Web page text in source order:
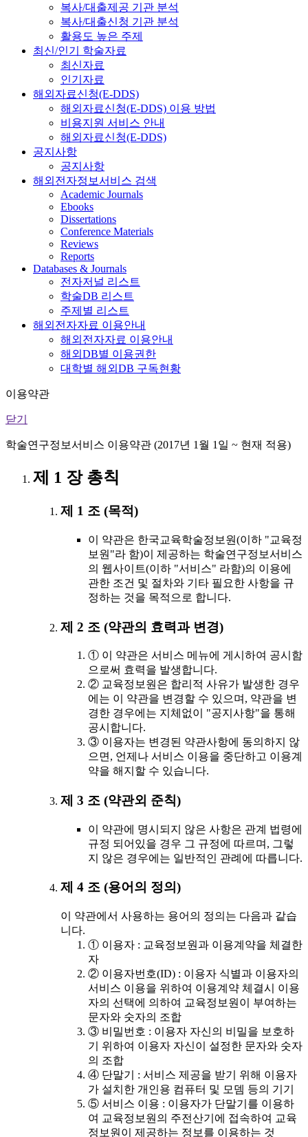
복사/대출제공 기관 분석
복사/대출신청 기관 분석
활용도 높은 주제
최신/인기 학술자료
최신자료
인기자료
해외자료신청(E-DDS)
해외자료신청(E-DDS) 이용 방법
비용지원 서비스 안내
해외자료신청(E-DDS)
공지사항
공지사항
해외전자정보서비스 검색
Academic Journals
Ebooks
Dissertations
Conference Materials
Reviews
Reports
Databases & Journals
전자저널 리스트
학술DB 리스트
주제별 리스트
해외전자자료 이용안내
해외전자자료 이용안내
해외DB별 이용권한
대학별 해외DB 구독현황
이용약관
닫기
학술연구정보서비스 이용약관 (2017년 1월 1일 ~ 현재 적용)
제 1 장 총칙
제 1 조 (목적)
이 약관은 한국교육학술정보원(이하 "교육정
보원"라 함)이 제공하는 학술연구정보서비스
의 웹사이트(이하 "서비스" 라함)의 이용에
관한 조건 및 절차와 기타 필요한 사항을 규
정하는 것을 목적으로 합니다.
제 2 조 (약관의 효력과 변경)
① 이 약관은 서비스 메뉴에 게시하여 공시함
으로써 효력을 발생합니다.
② 교육정보원은 합리적 사유가 발생한 경우
에는 이 약관을 변경할 수 있으며, 약관을 변
경한 경우에는 지체없이 "공지사항"을 통해
공시합니다.
③ 이용자는 변경된 약관사항에 동의하지 않
으면, 언제나 서비스 이용을 중단하고 이용계
약을 해지할 수 있습니다.
제 3 조 (약관외 준칙)
이 약관에 명시되지 않은 사항은 관계 법령에
규정 되어있을 경우 그 규정에 따르며, 그렇
지 않은 경우에는 일반적인 관례에 따릅니다.
제 4 조 (용어의 정의)
이 약관에서 사용하는 용어의 정의는 다음과 같습
니다.
① 이용자 : 교육정보원과 이용계약을 체결한
자
② 이용자번호(ID) : 이용자 식별과 이용자의
서비스 이용을 위하여 이용계약 체결시 이용
자의 선택에 의하여 교육정보원이 부여하는
문자와 숫자의 조합
③ 비밀번호 : 이용자 자신의 비밀을 보호하
기 위하여 이용자 자신이 설정한 문자와 숫자
의 조합
④ 단말기 : 서비스 제공을 받기 위해 이용자
가 설치한 개인용 컴퓨터 및 모뎀 등의 기기
⑤ 서비스 이용 : 이용자가 단말기를 이용하
여 교육정보원의 주전산기에 접속하여 교육
정보원이 제공하는 정보를 이용하는 것